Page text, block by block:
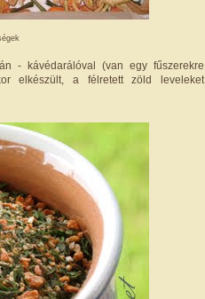
- kávédarálóval (van egy fűszerekre
elkészült, a félretett zöld leveleket